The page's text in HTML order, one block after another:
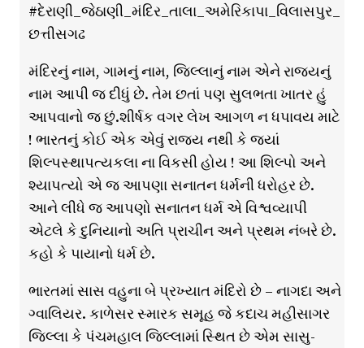
#દેરાણી_જેઠાણી_મંદિર_તાલા_અમેરિકાપા_વિલાસપુર_
છત્તીસગઢ
મંદિરનું નામ, ગામનું નામ, જિલ્લાનું નામ એને રાજ્યનું
નામ આપી જ દીધું છે. તેમ છતાં પણ સુલભતા ખાતર હું
આપવાનો જ છું.શીર્ષક વગર લેખ આગળ ન ધપાવય માટે
! ભારતનું કોઈ એક એવું રાજ્ય નથી કે જયાં
શિલ્પસ્થાપત્યકલા ના વિકસી હોય ! આ શિલ્પો અને
શ્યાપત્યો એ જ આપણા સનાતન ધર્મની ધરોહર છે.
આને લીધે જ આપણો સનાતન ધર્મ એ વિશ્વવ્યાપી
એટલે કે દુનિયાનો અતિ પ્રાચીન અને પ્રથમ નંબરે છે.
કહો કે પાયાનો ધર્મ છે.
ભારતમાં સાસ વહુના બે પ્રખ્યાત મંદિરો છે – નાગદા અને
ગ્વાલિયર. કાળેસર સ્મારક સમૂહ જે કદાચ મહીસાગર
જિલ્લા કે પંચમહાલ જિલ્લામાં સ્થિત છે એમ સાસુ-